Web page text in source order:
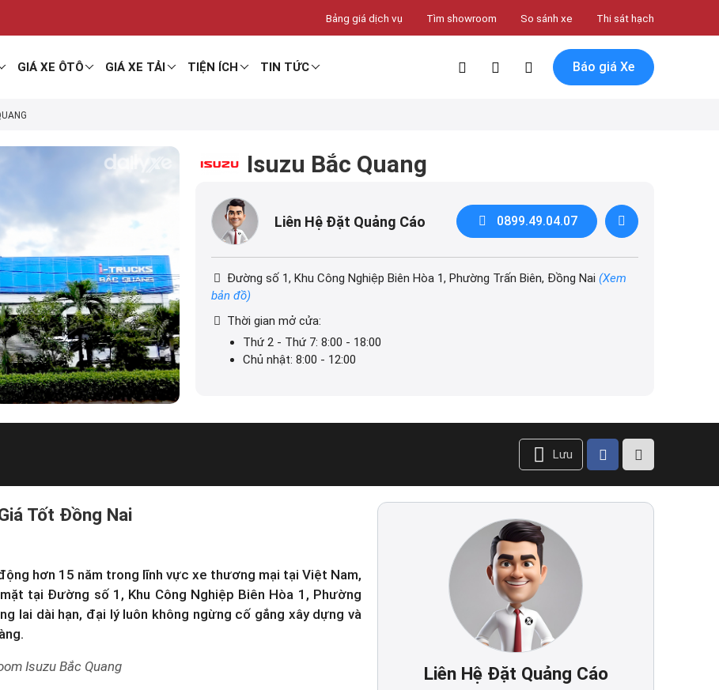
Bảng giá dịch vụ Tìm showroom So sánh xe Thi sát hạch
GIÁ XE ÔTÔ GIÁ XE TẢI TIỆN ÍCH TIN TỨC Báo giá Xe
Isuzu Bắc Quang
Liên Hệ Đặt Quảng Cáo 0899.49.04.07
Đường số 1, Khu Công Nghiệp Biên Hòa 1, Phường Trấn Biên, Đồng Nai (Xem
bản đồ)
Thời gian mở cửa:
Thứ 2 - Thứ 7: 8:00 - 18:00
Chủ nhật: 8:00 - 12:00
Lưu
Tốt Đồng Nai
hơn 15 năm trong lĩnh vực xe thương mại tại Việt Nam,
tại Đường số 1, Khu Công Nghiệp Biên Hòa 1, Phường
lai dài hạn, đại lý luôn không ngừng cố gắng xây dựng và
Isuzu Bắc Quang Liên Hệ Đặt Quảng Cáo